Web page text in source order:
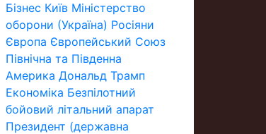
Бізнес Київ Міністерство
оборони (Україна) Росіяни
Європа Європейський Союз
Північна та Південна
Америка Дональд Трамп
Економіка Безпілотний
бойовий літальний апарат
Президент (державна